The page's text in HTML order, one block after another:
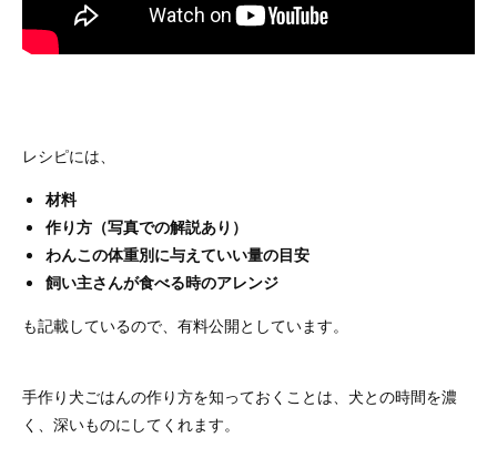
レシピには、
材料
作り方（写真での解説あり）
わんこの体重別に与えていい量の目安
飼い主さんが食べる時のアレンジ
も記載しているので、有料公開としています。
手作り犬ごはんの作り方を知っておくことは、犬との時間を濃
く、深いものにしてくれます。